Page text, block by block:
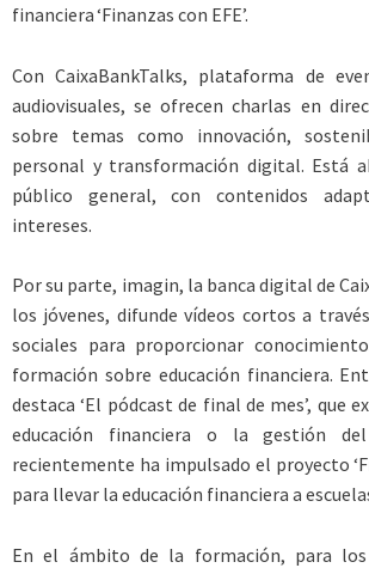
financiera ‘Finanzas con EFE’.
Con CaixaBankTalks, plataforma de
audiovisuales, se ofrecen charlas en
sobre temas como innovación,
personal y transformación digital. Está
público general, con contenidos
intereses.
Por su parte, imagin, la banca digital de
los jóvenes, difunde vídeos cortos a
sociales para proporcionar
formación sobre educación financiera.
destaca ‘El pódcast de final de mes’, que
educación financiera o la gestión del
recientemente ha impulsado el proyecto
para llevar la educación financiera a
En el ámbito de la formación, para